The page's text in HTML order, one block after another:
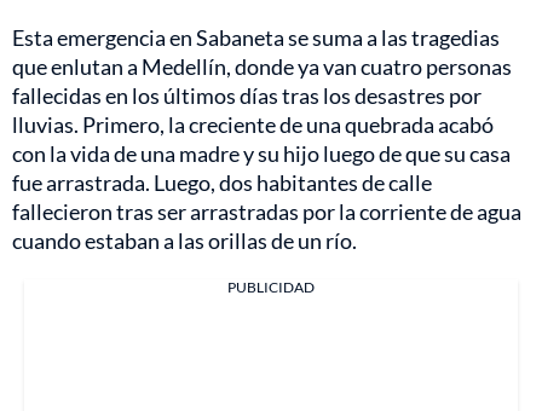
Esta emergencia en Sabaneta se suma a las tragedias
que enlutan a Medellín, donde ya van cuatro personas
fallecidas en los últimos días tras los desastres por
lluvias. Primero, la creciente de una quebrada acabó
con la vida de una madre y su hijo luego de que su casa
fue arrastrada. Luego, dos habitantes de calle
fallecieron tras ser arrastradas por la corriente de agua
cuando estaban a las orillas de un río.
PUBLICIDAD